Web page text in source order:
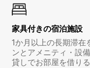
家具付き⁠の宿⁠泊⁠施⁠設
1か月以上の長期滞在
ンとアメニティ・設
貸しでお部屋を借り